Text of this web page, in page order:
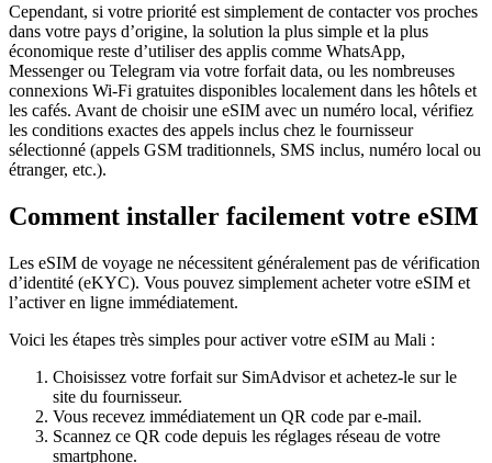
Cependant, si votre priorité est simplement de contacter vos proches
dans votre pays d’origine, la solution la plus simple et la plus
économique reste d’utiliser des applis comme WhatsApp,
Messenger ou Telegram via votre forfait data, ou les nombreuses
connexions Wi‑Fi gratuites disponibles localement dans les hôtels et
les cafés. Avant de choisir une eSIM avec un numéro local, vérifiez
les conditions exactes des appels inclus chez le fournisseur
sélectionné (appels GSM traditionnels, SMS inclus, numéro local ou
étranger, etc.).
Comment installer facilement votre eSIM
Les eSIM de voyage ne nécessitent généralement pas de vérification
d’identité (eKYC). Vous pouvez simplement acheter votre eSIM et
l’activer en ligne immédiatement.
Voici les étapes très simples pour activer votre eSIM au Mali :
Choisissez votre forfait sur SimAdvisor et achetez-le sur le
site du fournisseur.
Vous recevez immédiatement un QR code par e-mail.
Scannez ce QR code depuis les réglages réseau de votre
smartphone.